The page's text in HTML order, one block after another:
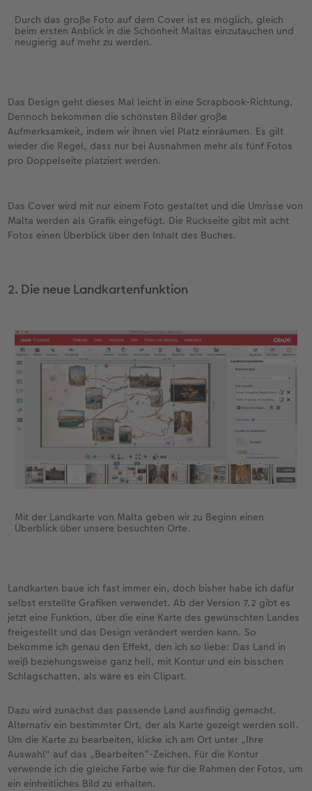
Durch das große Foto auf dem Cover ist es möglich, gleich
beim ersten Anblick in die Schönheit Maltas einzutauchen und
neugierig auf mehr zu werden.
Das Design geht dieses Mal leicht in eine Scrapbook-Richtung.
Dennoch bekommen die schönsten Bilder große
Aufmerksamkeit, indem wir ihnen viel Platz einräumen. Es gilt
wieder die Regel, dass nur bei Ausnahmen mehr als fünf Fotos
pro Doppelseite platziert werden.
Das Cover wird mit nur einem Foto gestaltet und die Umrisse von
Malta werden als Grafik eingefügt. Die Rückseite gibt mit acht
Fotos einen Überblick über den Inhalt des Buches.
2. Die neue Landkartenfunktion
Mit der Landkarte von Malta geben wir zu Beginn einen
Überblick über unsere besuchten Orte.
Landkarten baue ich fast immer ein, doch bisher habe ich dafür
selbst erstellte Grafiken verwendet. Ab der Version 7.2 gibt es
jetzt eine Funktion, über die eine Karte des gewünschten Landes
freigestellt und das Design verändert werden kann. So
bekomme ich genau den Effekt, den ich so liebe: Das Land in
weiß beziehungsweise ganz hell, mit Kontur und ein bisschen
Schlagschatten, als wäre es ein Clipart.
Dazu wird zunächst das passende Land ausfindig gemacht.
Alternativ ein bestimmter Ort, der als Karte gezeigt werden soll.
Um die Karte zu bearbeiten, klicke ich am Ort unter „Ihre
Auswahl" auf das „Bearbeiten“-Zeichen. Für die Kontur
verwende ich die gleiche Farbe wie für die Rahmen der Fotos, um
ein einheitliches Bild zu erhalten.